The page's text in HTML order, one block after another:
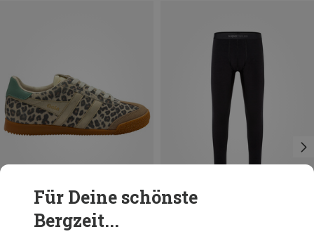
40
Für Deine schönste
Bergzeit...